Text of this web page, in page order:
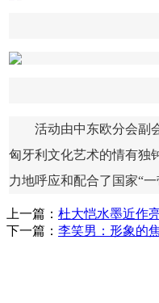
活动由中东欧分会副
匈牙利文化艺术的情有独
力地呼应和配合了国家“
上一篇： 杜大恺水墨近作
下一篇： 李笑男：形象的